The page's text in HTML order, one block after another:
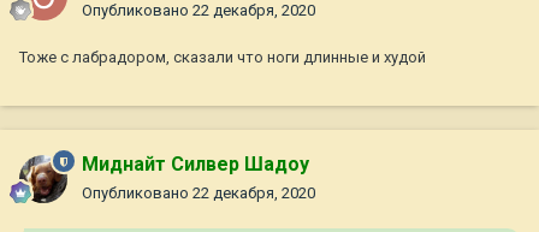
Опубликовано 22 декабря, 2020
Тоже с лабрадором, сказали что ноги длинные и худой
Миднайт Силвер Шадоу
Опубликовано 22 декабря, 2020